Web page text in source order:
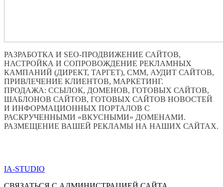
РАЗРАБОТКА И SEO-ПРОДВИЖЕНИЕ САЙТОВ,
НАСТРОЙКА И СОПРОВОЖДЕНИЕ РЕКЛАМНЫХ
КАМПАНИЙ (ДИРЕКТ, ТАРГЕТ), СММ, АУДИТ САЙТОВ,
ПРИВЛЕЧЕНИЕ КЛИЕНТОВ, МАРКЕТИНГ.
ПРОДАЖА: ССЫЛОК, ДОМЕНОВ, ГОТОВЫХ САЙТОВ,
ШАБЛОНОВ САЙТОВ, ГОТОВЫХ САЙТОВ НОВОСТЕЙ
И ИНФОРМАЦИОННЫХ ПОРТАЛОВ С
РАСКРУЧЕННЫМИ «ВКУСНЫМИ» ДОМЕНАМИ.
РАЗМЕЩЕНИЕ ВАШЕЙ РЕКЛАМЫ НА НАШИХ САЙТАХ.
IA-STUDIO